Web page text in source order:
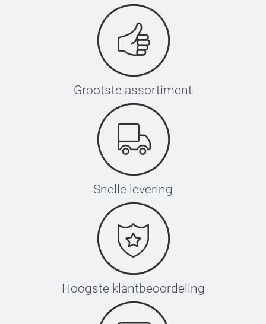
Grootste assortiment
Snelle levering
Hoogste klantbeoordeling